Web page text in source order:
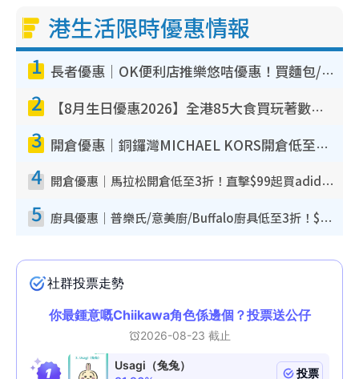
港生活限時優惠情報
1 長者優惠｜OK便利店推樂悠咭優惠！買麵包/牛奶/保健品拍卡即減
2 【8月生日優惠2026】全港85大食買玩著數攻略 自助餐/火鍋放題同行免費＋誠品/DONKI送現金券
3 開倉優惠｜銅鑼灣MICHAEL KORS開倉低至17折！直擊$500起買手袋/銀包/鞋款 必買經典Jet Set系列
4 開倉優惠｜馬拉松開倉低至3折！直擊$99起買adidas／New Balance／Puma鞋款 STANLEY保溫杯劈價至$119起
5 廚具優惠｜普樂氏/意美廚/Buffalo廚具低至3折！$89起買煎鍋／炒鑊／個人鍋 同場小家電激減至$99起